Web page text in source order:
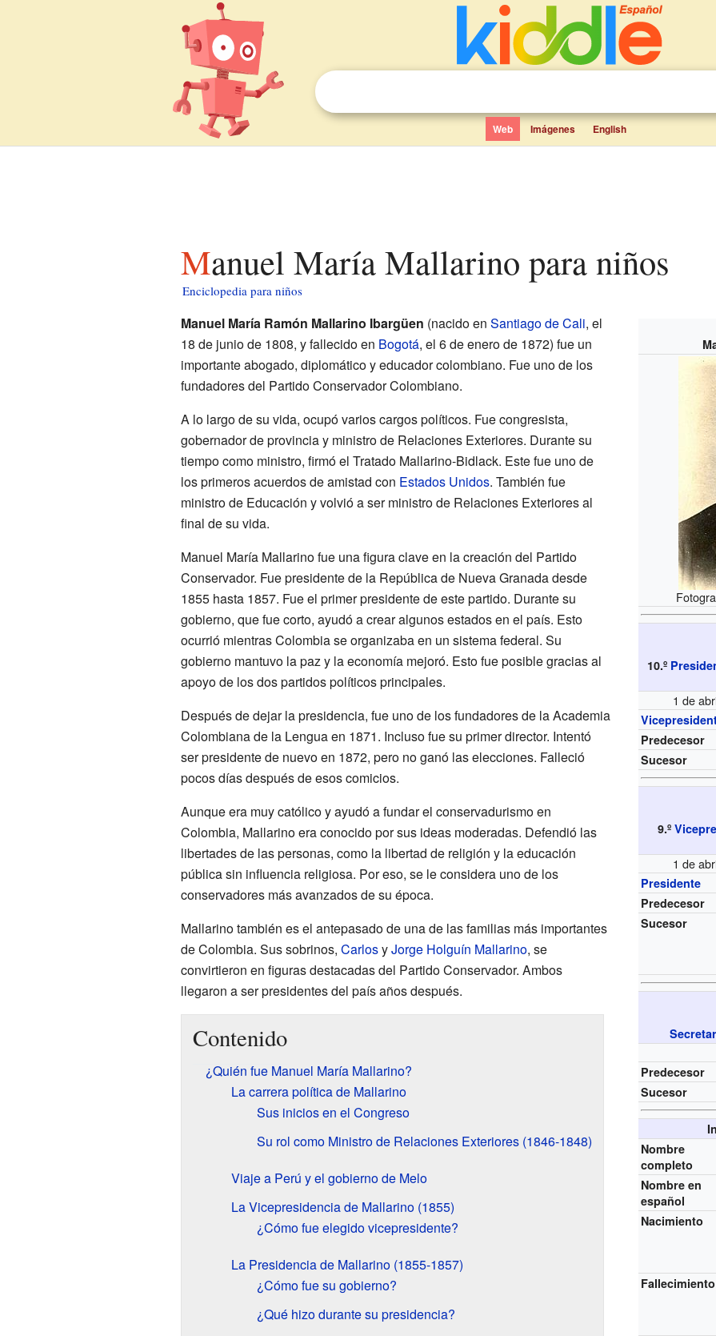
Web Imágenes English
Manuel María Mallarino para niños
Enciclopedia para niños
10.º
1 de
Predecesor
Sucesor
9.º
1 de
Presidente
Predecesor
Sucesor
Predecesor
Sucesor
Nombre
completo
Nombre en
español
Nacimiento
Fallecimiento
Manuel María Ramón Mallarino Ibargüen (nacido en Santiago de Cali, el
18 de junio de 1808, y fallecido en Bogotá, el 6 de enero de 1872) fue un
importante abogado, diplomático y educador colombiano. Fue uno de los
fundadores del Partido Conservador Colombiano.
A lo largo de su vida, ocupó varios cargos políticos. Fue congresista,
gobernador de provincia y ministro de Relaciones Exteriores. Durante su
tiempo como ministro, firmó el Tratado Mallarino-Bidlack. Este fue uno de
los primeros acuerdos de amistad con Estados Unidos. También fue
ministro de Educación y volvió a ser ministro de Relaciones Exteriores al
final de su vida.
Manuel María Mallarino fue una figura clave en la creación del Partido
Conservador. Fue presidente de la República de Nueva Granada desde
1855 hasta 1857. Fue el primer presidente de este partido. Durante su
gobierno, que fue corto, ayudó a crear algunos estados en el país. Esto
ocurrió mientras Colombia se organizaba en un sistema federal. Su
gobierno mantuvo la paz y la economía mejoró. Esto fue posible gracias al
apoyo de los dos partidos políticos principales.
Después de dejar la presidencia, fue uno de los fundadores de la Academia
Colombiana de la Lengua en 1871. Incluso fue su primer director. Intentó
ser presidente de nuevo en 1872, pero no ganó las elecciones. Falleció
pocos días después de esos comicios.
Aunque era muy católico y ayudó a fundar el conservadurismo en
Colombia, Mallarino era conocido por sus ideas moderadas. Defendió las
libertades de las personas, como la libertad de religión y la educación
pública sin influencia religiosa. Por eso, se le considera uno de los
conservadores más avanzados de su época.
Mallarino también es el antepasado de una de las familias más importantes
de Colombia. Sus sobrinos, CarlosyJorge Holguín Mallarino, se
convirtieron en figuras destacadas del Partido Conservador. Ambos
llegaron a ser presidentes del país años después.
Contenido
¿Quién fue Manuel María Mallarino?
La carrera política de Mallarino
Sus inicios en el Congreso
Su rol como Ministro de Relaciones Exteriores (1846-1848)
Viaje a Perú y el gobierno de Melo
La Vicepresidencia de Mallarino (1855)
¿Cómo fue elegido vicepresidente?
La Presidencia de Mallarino (1855-1857)
¿Cómo fue su gobierno?
¿Qué hizo durante su presidencia?